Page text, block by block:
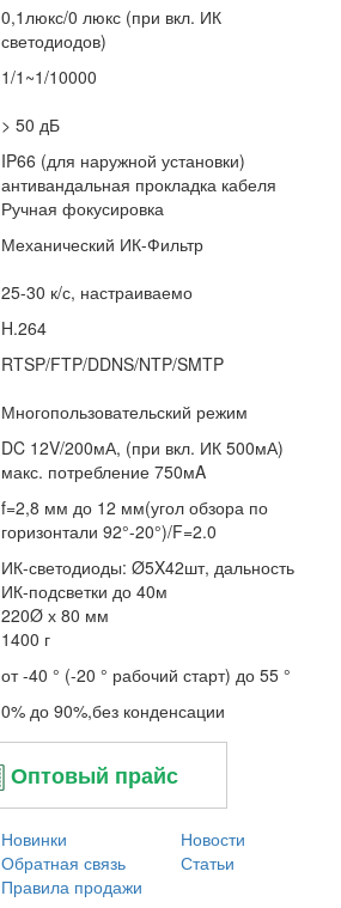
0,1люкс/0 люкс (при вкл. ИК
светодиодов)
1/1~1/10000
> 50 дБ
IP66 (для наружной установки)
антивандальная прокладка кабеля
Ручная фокусировка
Механический ИК-Фильтр
25-30 к/с, настраиваемо
H.264
RTSP/FTP/DDNS/NTP/SMTP
Многопользовательский режим
DC 12V/200мА, (при вкл. ИК 500мА)
макс. потребление 750мA
f=2,8 мм до 12 мм(угол обзора по
горизонтали 92°-20°)/F=2.0
ИК-светодиоды: Ø5X42шт, дальность
ИК-подсветки до 40м
220Ø х 80 мм
1400 г
от -40 ° (-20 ° рабочий старт) до 55 °
0% до 90%,без конденсации
Оптовый прайс
Новинки
Обратная связь
Правила продажи
Новости
Статьи